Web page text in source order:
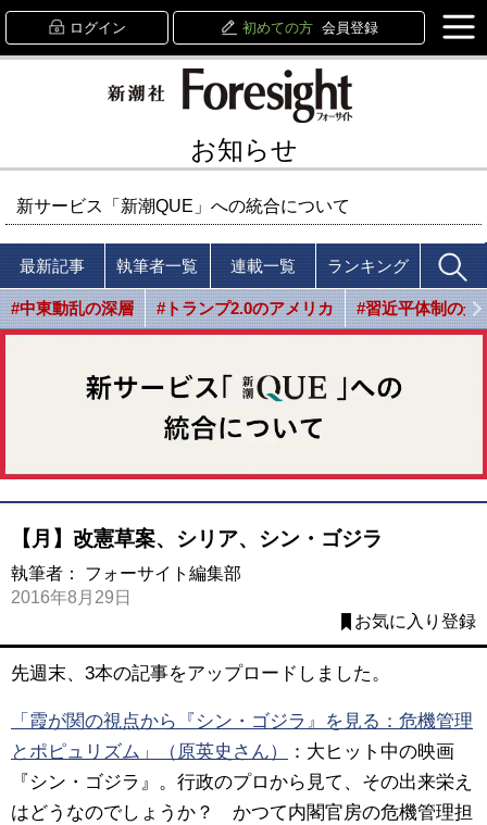
ログイン 初めての方 会員登録
お知らせ
新サービス「新潮QUE」への統合について
最新記事 執筆者一覧 連載一覧 ランキング
#中東動乱の深層 #トランプ2.0のアメリカ #習近平体制の光
【月】改憲草案、シリア、シン・ゴジラ
執筆者： フォーサイト編集部
2016年8月29日
お気に入り登録
先週末、3本の記事をアップロードしました。
「霞が関の視点から『シン・ゴジラ』を見る：危機管理
とポピュリズム」（原英史さん）
：大ヒット中の映画
『シン・ゴジラ』。行政のプロから見て、その出来栄え
はどうなのでしょうか？ かつて内閣官房の危機管理担